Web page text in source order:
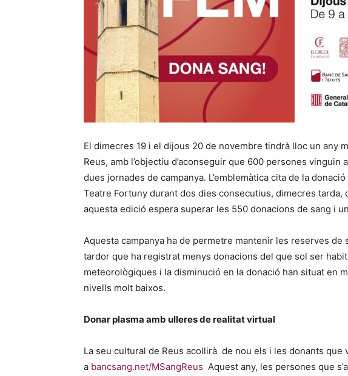
El dimecres 19 i el dijous 20 de novembre tindrà lloc un any
Reus, amb l’objectiu d’aconseguir que 600 persones vinguin
dues jornades de campanya. L’emblemàtica cita de la
Teatre Fortuny durant dos dies consecutius, dimecres tarda,
aquesta edició espera superar les 550 donacions de sang i
Aquesta campanya ha de permetre mantenir les reserves de
tardor que ha registrat menys donacions del que sol ser
meteorològiques i la disminució en la donació han situat en
nivells molt baixos.
Donar plasma amb ulleres de realitat virtual
La seu cultural de Reus acollirà de nou els i les donants que
a bancsang.net/MSangReus Aquest any, les persones que